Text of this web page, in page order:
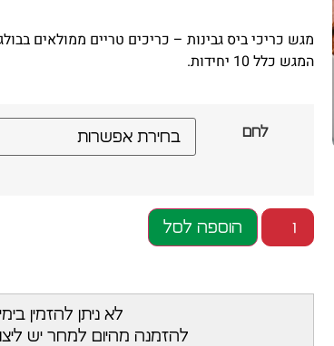
מגש כריכי ביס גבינות – כריכים טריים ממולאים
המגש כלל 10 יחידות.
לחם
הוספה לסל
לא ניתן להזמין
להזמנה מהיום למחר יש